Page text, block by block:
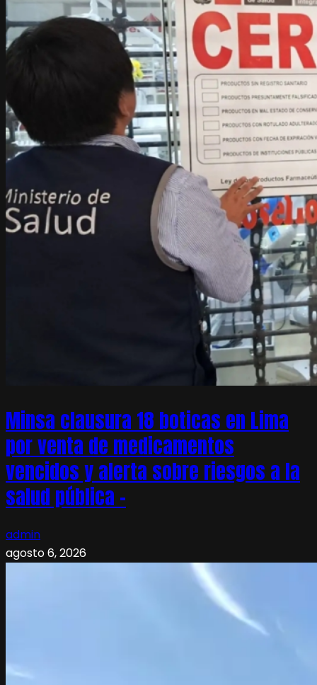
Minsa clausura 18 boticas en Lima
por venta de medicamentos
vencidos y alerta sobre riesgos a la
salud pública –
admin
agosto 6, 2026